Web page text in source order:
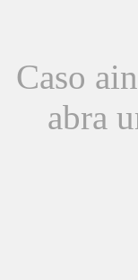
Caso
abra